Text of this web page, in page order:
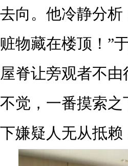
去向。他冷静分
赃物藏在楼顶！”
屋脊让旁观者不
不觉，一番摸索
下嫌疑人无从抵